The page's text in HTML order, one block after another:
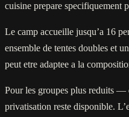
cuisine prepare specifiquement
Le camp accueille jusqu’a 16
ensemble de tentes doubles et
peut etre adaptee a la
Pour les groupes plus reduits
privatisation reste disponible.